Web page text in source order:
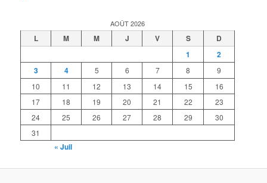
AOÛT 2026
L M M J V S
D
1
2
3
4 5 6 7 8
9
10
11 12 13 14 15
16
17
18 19 20 21 22
23
24
25 26 27 28 29
30
31
« Juil